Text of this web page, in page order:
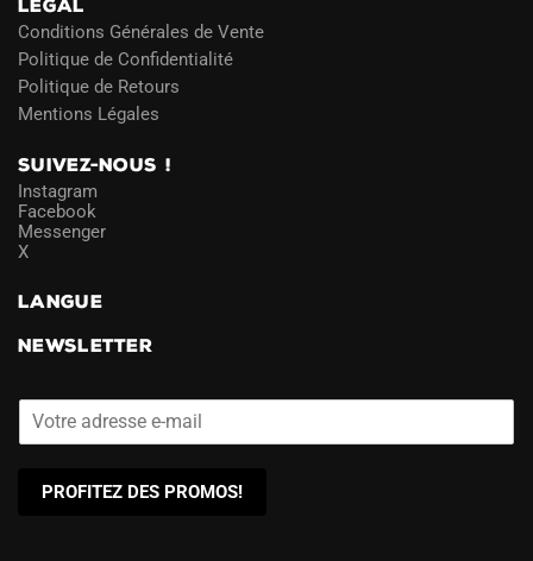
LÉGAL
Conditions Générales de Vente
Politique de Confidentialité
Politique de Retours
Mentions Légales
SUIVEZ-NOUS !
Instagram
Facebook
Messenger
X
LANGUE
NEWSLETTER
PROFITEZ DES PROMOS!